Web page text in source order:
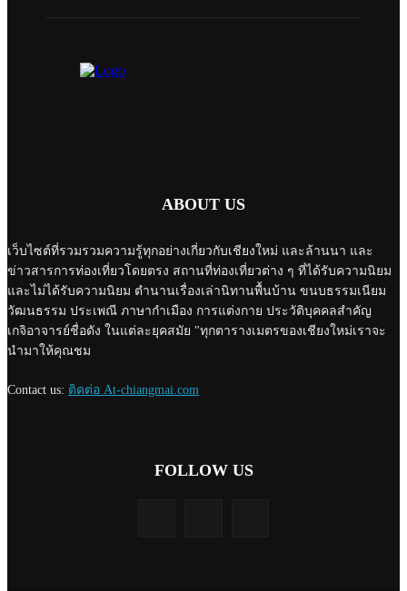
ABOUT US
เว็บไซต์ที่รวมรวมความรู้ทุกอย่างเกี่ยวกับเชียงใหม่ และล้านนา และ
ข่าวสารการท่องเที่ยวโดยตรง สถานที่ท่องเที่ยวต่าง ๆ ที่ได้รับความนิยม
และไม่ได้รับความนิยม ตำนานเรื่องเล่านิทานพื้นบ้าน ขนบธรรมเนียม
วัฒนธรรม ประเพณี ภาษากำเมือง การแต่งกาย ประวัติบุคคลสำคัญ
เกจิอาจารย์ชื่อดัง ในแต่ละยุคสมัย "ทุกตารางเมตรของเชียงใหม่เราจะ
นำมาให้คุณชม
Contact us: ติดต่อ At-chiangmai.com
FOLLOW US